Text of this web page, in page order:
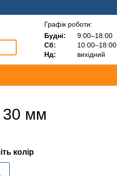
Графік роботи:
Будні:
9:00–18:00
Сб:
10:00–18:00
Нд:
вихідний
30 мм
колір